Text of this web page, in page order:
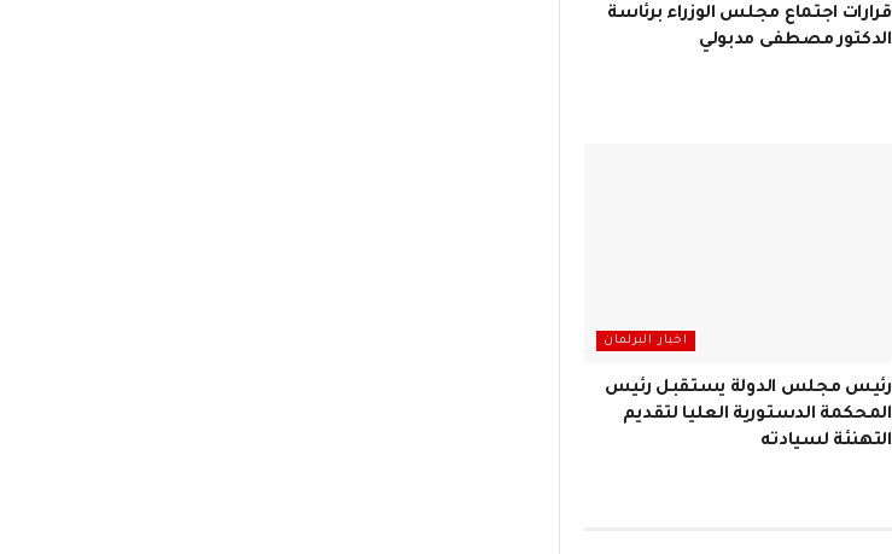
قرارات اجتماع مجلس الوزراء برئاسة
الدكتور مصطفى مدبولي
اخبار البرلمان
رئيس مجلس الدولة يستقبل رئيس
المحكمة الدستورية العليا لتقديم
التهنئة لسيادته